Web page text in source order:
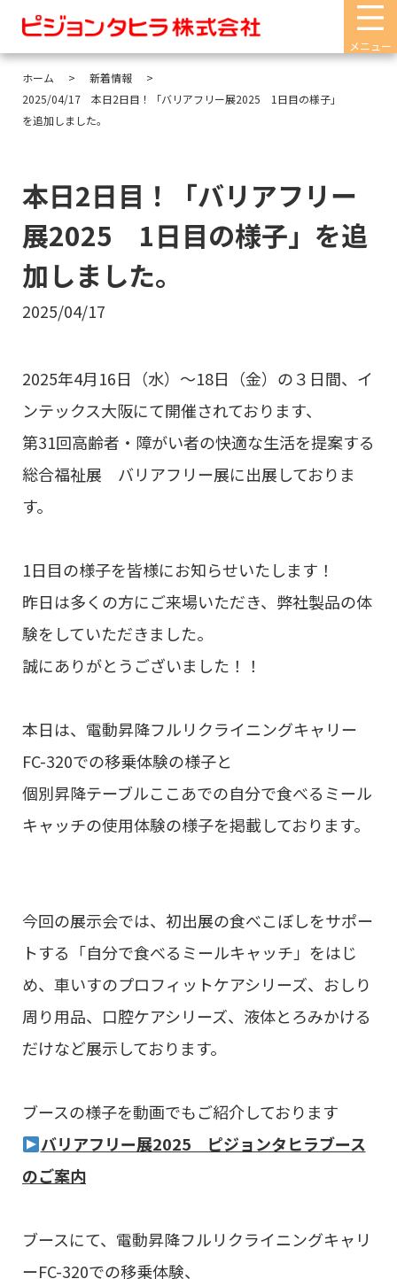
メニュー
ホーム
新着情報
2025/04/17 本日2日目！「バリアフリー展2025 1日目の様子」
を追加しました。
本日2日目！「バリアフリー
展2025 1日目の様子」を追
加しました。
2025/04/17
2025年4月16日（水）～18日（金）の３日間、イ
ンテックス大阪にて開催されております、
第31回高齢者・障がい者の快適な生活を提案する
総合福祉展 バリアフリー展に出展しておりま
す。
1日目の様子を皆様にお知らせいたします！
昨日は多くの方にご来場いただき、弊社製品の体
験をしていただきました。
誠にありがとうございました！！
本日は、電動昇降フルリクライニングキャリー
FC-320での移乗体験の様子と
個別昇降テーブルここあでの自分で食べるミール
キャッチの使用体験の様子を掲載しております。
今回の展示会では、初出展の食べこぼしをサポー
トする「自分で食べるミールキャッチ」をはじ
め、車いすのプロフィットケアシリーズ、おしり
周り用品、口腔ケアシリーズ、液体とろみかける
だけなど展示しております。
ブースの様子を動画でもご紹介しております
バリアフリー展2025 ピジョンタヒラブース
のご案内
ブースにて、電動昇降フルリクライニングキャリ
ーFC-320での移乗体験、